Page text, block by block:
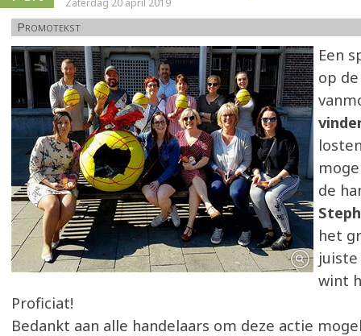
Zaterdag 20 april 2019
Promotekst
Een
op
de
het
wint
Proficiat!
Bedankt aan alle handelaars om deze actie